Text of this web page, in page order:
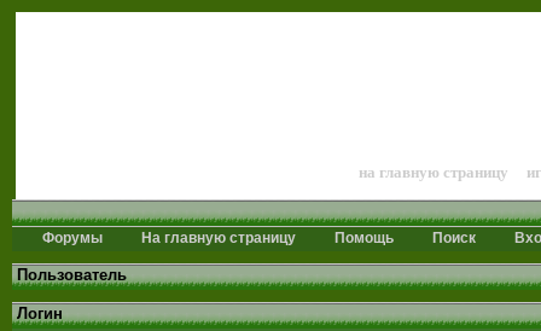
на главную страницу
Форумы На главную страницу Помощь Поиск
Пользователь
Логин